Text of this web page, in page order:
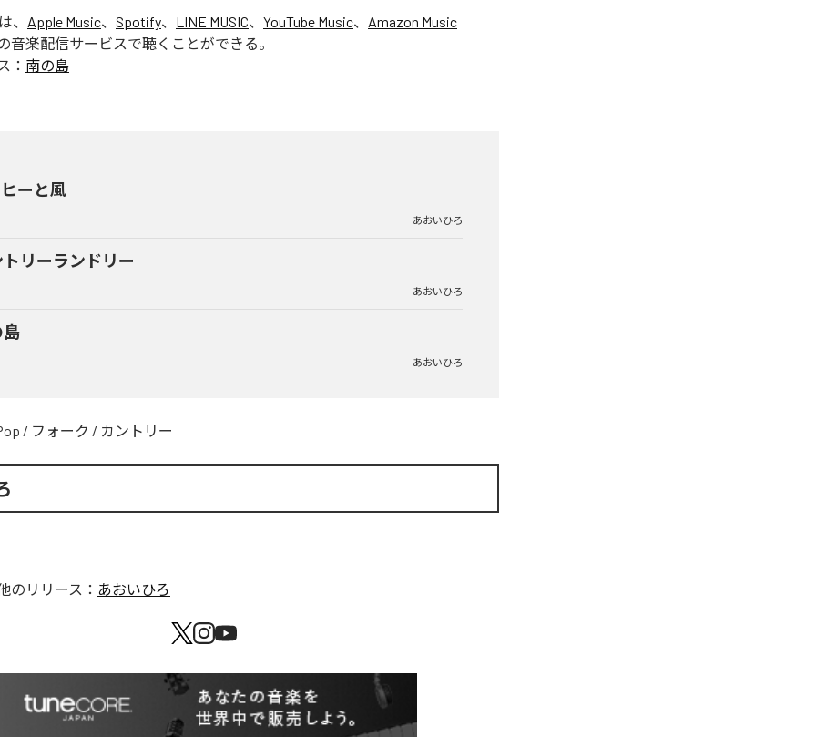
、 Apple Music、 Spotify、 LINE MUSIC、 YouTube Music、 Amazon Music
音楽配信サービスで聴くことができる。
： 南の島
ーと風
あおいひろ
リーランドリー
あおいひろ
島
あおいひろ
/ フォーク / カントリー
のリリース： あおいひろ